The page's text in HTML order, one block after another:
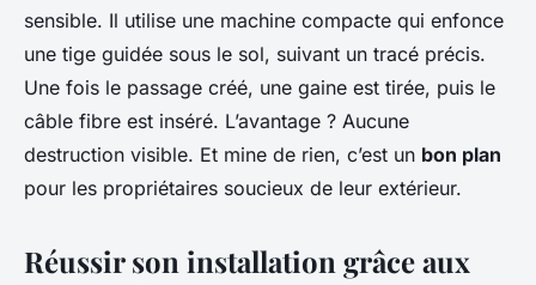
sensible. Il utilise une machine compacte qui enfonce
une tige guidée sous le sol, suivant un tracé précis.
Une fois le passage créé, une gaine est tirée, puis le
câble fibre est inséré. L’avantage ? Aucune
destruction visible. Et mine de rien, c’est un bon plan
pour les propriétaires soucieux de leur extérieur.
Réussir son installation grâce aux